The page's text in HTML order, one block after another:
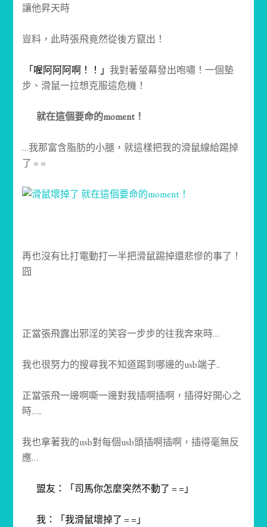
讓他昇天時
豈料，此時張飛竟然從後方竄出！
「喔阿阿阿啊！！」我對著螢幕發出咆嘯！一個墊
步、滑鼠一拉想克服這危機！
就在這個要命的moment！
…我那富含脂肪的小腿，就這樣把我的滑鼠線給踢掉
了 = =
再也沒有比打電動打一半把滑鼠踢掉還悲慘的事了！
囧
正當張飛露出邪淫的笑容一步步的往我奔來時…
我也很努力的搜尋我不知道踢到哪邊的usb端子..
正當張飛一邊啊嘶一邊對我插啊插啊，插得好開心之
時…..
我也拿著我的usb對每個usb頭插啊插啊，插得毫無反
應…
盟友：「司馬你怎麼突然不動了 = =」
我：「我滑鼠壞掉了 = =」